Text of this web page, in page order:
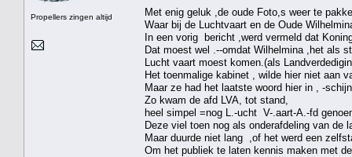
Propellers zingen altijd
Met enig geluk ,de oude Foto,s weer te
Waar bij de Luchtvaart en de Oude
In een vorig bericht ,werd vermeld dat
Dat moest wel .--omdat Wilhelmina ,het als
Lucht vaart moest komen.(als
Het toenmalige kabinet , wilde hier niet aan
Maar ze had het laatste woord hier in , -
Zo kwam de afd LVA, tot stand,
heel simpel =nog L.-ucht V-.aart-A.-fd
Deze viel toen nog als onderafdeling van de
Maar duurde niet lang ,of het werd een
Om het publiek te laten kennis maken met